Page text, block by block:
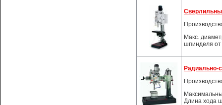
Макс.
шпинделя от
Радиально-
Длина хода